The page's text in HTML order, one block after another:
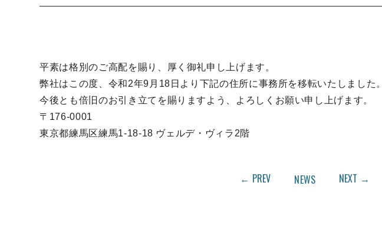
平素は格別のご高配を賜り、厚く御礼申し上げます。
弊社はこの度、令和2年9月18日より下記の住所に事務所を移転いたしました。
今後とも倍旧のお引き立てを賜りますよう、よろしくお願い申し上げます。
〒176-0001
東京都練馬区練馬1-18-18 ヴェルデ・ヴィラ2階
← PREV NEWS NEXT →